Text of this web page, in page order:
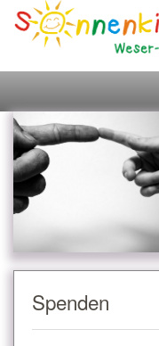
Spenden